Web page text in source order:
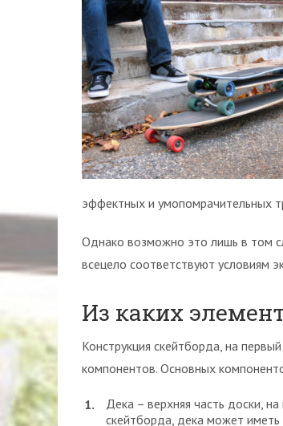
эффектных и умопомрачительных
Однако возможно это лишь в том
всецело соответствуют условиям
Из каких
Конструкция скейтборда, на
компонентов. Основных
Дека – верхняя часть доски,
скейтборда, дека может